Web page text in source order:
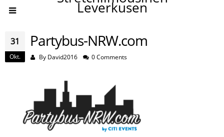
Leverkusen
31
Okt.
Partybus-NRW.com
By David2016 0 Comments